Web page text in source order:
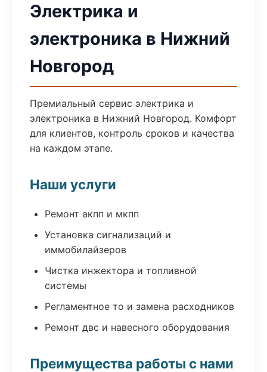
Электрика и
электроника в Нижний
Новгород
Премиальный сервис электрика и
электроника в Нижний Новгород. Комфорт
для клиентов, контроль сроков и качества
на каждом этапе.
Наши услуги
Ремонт акпп и мкпп
Установка сигнализаций и
иммобилайзеров
Чистка инжектора и топливной
системы
Регламентное то и замена расходников
Ремонт двс и навесного оборудования
Преимущества работы с нами